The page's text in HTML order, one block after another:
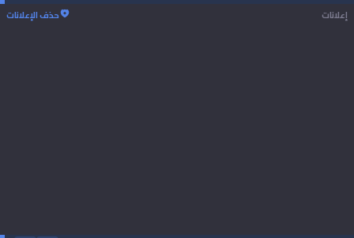
إعلانات
حذف الإعلانات